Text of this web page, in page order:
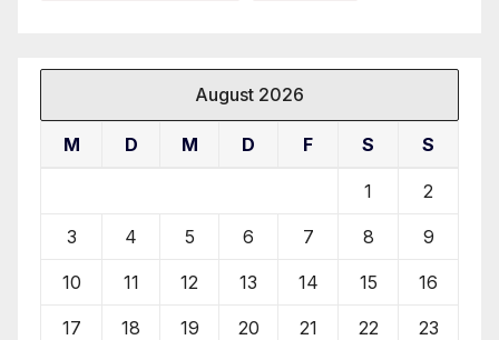
August 2026
M D M D F S S
1 2
3 4 5 6 7 8 9
10 11 12 13 14 15 16
17 18 19 20 21 22 23